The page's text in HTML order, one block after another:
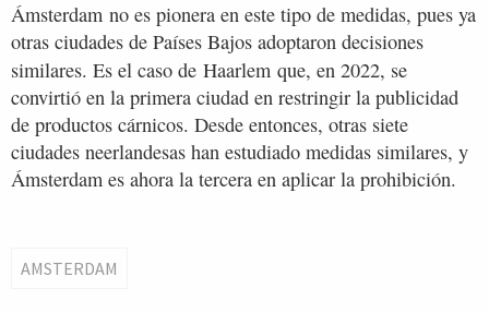
Ámsterdam no es pionera en este tipo de medidas, pues ya
otras ciudades de Países Bajos adoptaron decisiones
similares. Es el caso de Haarlem que, en 2022, se
convirtió en la primera ciudad en restringir la publicidad
de productos cárnicos. Desde entonces, otras siete
ciudades neerlandesas han estudiado medidas similares, y
Ámsterdam es ahora la tercera en aplicar la prohibición.
AMSTERDAM